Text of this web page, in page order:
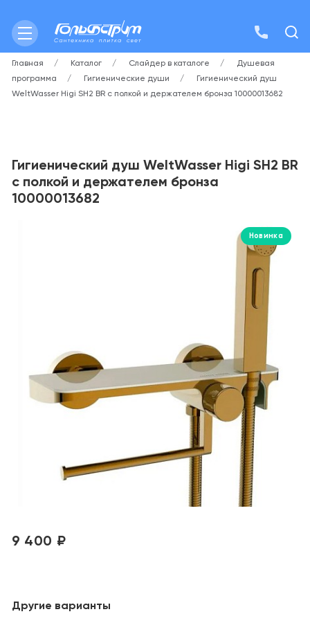
Главная Каталог Слайдер в каталоге
Душевая
программа
Гигиенические души
Гигиенический душ
WeltWasser Higi SH2 BR с полкой и держателем бронза 10000013682
Гигиенический душ WeltWasser Higi SH2 BR
с полкой и держателем бронза
10000013682
Новинка
9 400 ₽
Другие варианты